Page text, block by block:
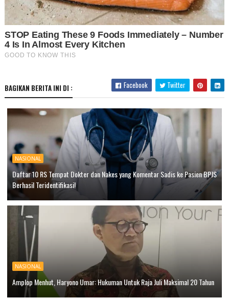
BAGIKAN BERITA INI DI : Facebook Twitter
NASIONAL
Daftar 10 RS Tempat Dokter dan Nakes yang Komentar Sadis ke Pasien BPJS
Berhasil Teridentifikasi!
NASIONAL
Amplop Menhut, Haryono Umar: Hukuman Untuk Raja Juli Maksimal 20 Tahun